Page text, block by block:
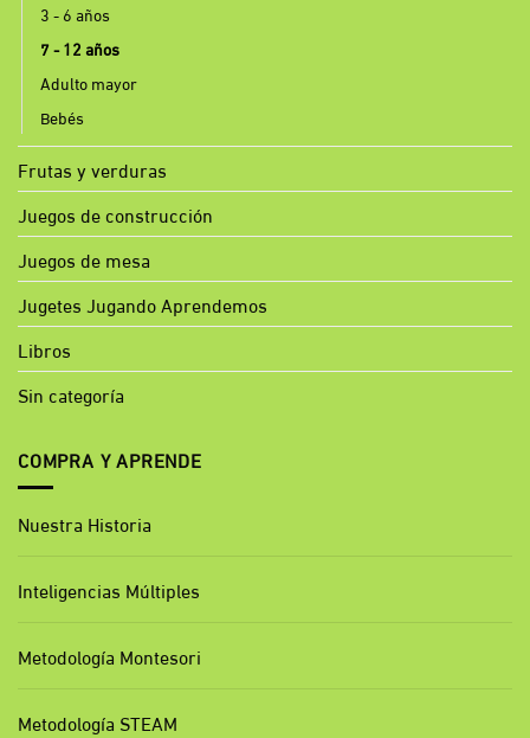
3 - 6 años
7 - 12 años
Adulto mayor
Bebés
Frutas y verduras
Juegos de construcción
Juegos de mesa
Jugetes Jugando Aprendemos
Libros
Sin categoría
COMPRA Y APRENDE
Nuestra Historia
Inteligencias Múltiples
Metodología Montesori
Metodología STEAM